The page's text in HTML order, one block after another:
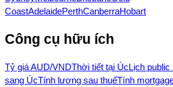
CoastAdelaidePerthCanberraHobart
Công cụ hữu ích
Tỷ giá AUD/VNDThời tiết tại ÚcLịch public
sang ÚcTính lương sau thuếTính